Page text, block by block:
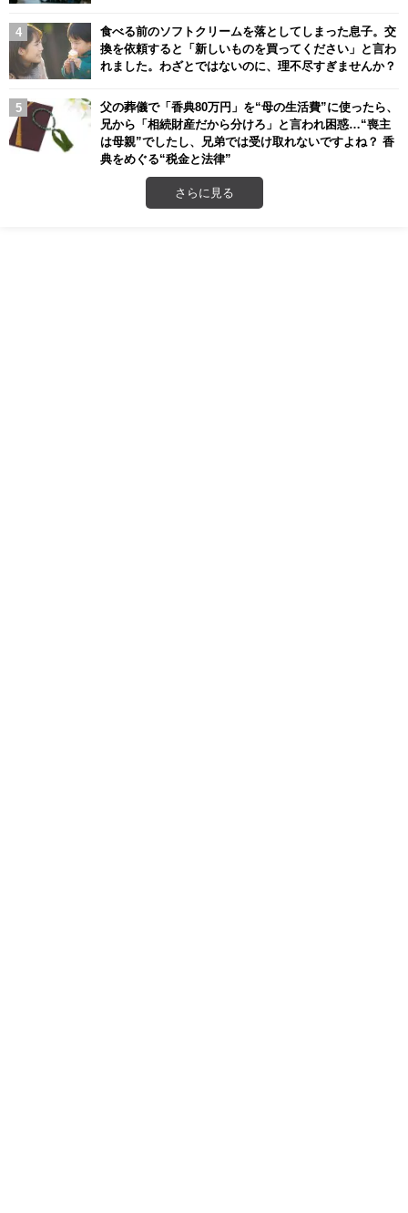
食べる前のソフトクリームを落としてしまった息子。交
換を依頼すると「新しいものを買ってください」と言わ
れました。わざとではないのに、理不尽すぎませんか？
父の葬儀で「香典80万円」を“母の生活費”に使ったら、
兄から「相続財産だから分けろ」と言われ困惑…“喪主
は母親”でしたし、兄弟では受け取れないですよね？ 香
典をめぐる“税金と法律”
さらに見る